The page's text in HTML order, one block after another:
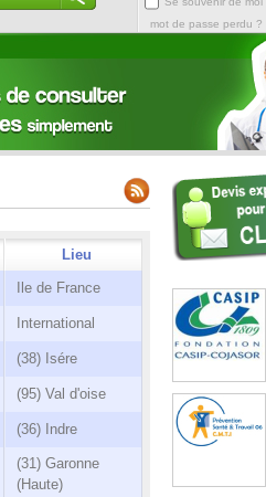
mot de passe perdu ?
Lieu
Ile de France
International
(38) Isére
(95) Val d'oise
(36) Indre
(31) Garonne
(Haute)